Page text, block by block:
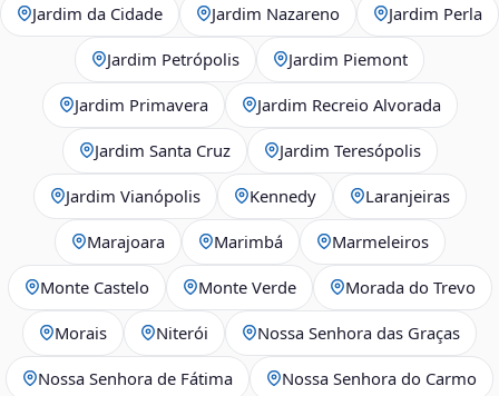
Jardim da Cidade Jardim Nazareno Jardim Perla
Jardim Petrópolis Jardim Piemont
Jardim Primavera Jardim Recreio Alvorada
Jardim Santa Cruz Jardim Teresópolis
Jardim Vianópolis Kennedy Laranjeiras
Marajoara Marimbá Marmeleiros
Monte Castelo Monte Verde Morada do Trevo
Morais Niterói Nossa Senhora das Graças
Nossa Senhora de Fátima Nossa Senhora do Carmo